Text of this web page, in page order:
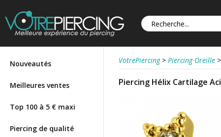
Nouveautés
Meilleures ventes
Top 100 à 5 € maxi
Piercing de qualité
VotrePiercing > Piercing Oreille >
Piercing Hélix Cartilage